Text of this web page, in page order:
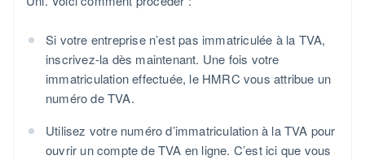
Si votre entreprise n’est pas immatriculée à la TVA,
inscrivez-la dès maintenant. Une fois votre
immatriculation effectuée, le HMRC vous attribue un
numéro de TVA.
Utilisez votre numéro d’immatriculation à la TVA pour
ouvrir un compte de TVA en ligne. C’est ici que vous